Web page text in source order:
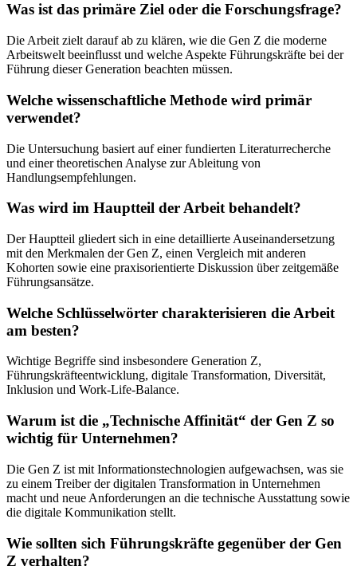
Was ist das primäre Ziel oder die Forschungsfrage?
Die Arbeit zielt darauf ab zu klären, wie die Gen Z die moderne
Arbeitswelt beeinflusst und welche Aspekte Führungskräfte bei der
Führung dieser Generation beachten müssen.
Welche wissenschaftliche Methode wird primär
verwendet?
Die Untersuchung basiert auf einer fundierten Literaturrecherche
und einer theoretischen Analyse zur Ableitung von
Handlungsempfehlungen.
Was wird im Hauptteil der Arbeit behandelt?
Der Hauptteil gliedert sich in eine detaillierte Auseinandersetzung
mit den Merkmalen der Gen Z, einen Vergleich mit anderen
Kohorten sowie eine praxisorientierte Diskussion über zeitgemäße
Führungsansätze.
Welche Schlüsselwörter charakterisieren die Arbeit
am besten?
Wichtige Begriffe sind insbesondere Generation Z,
Führungskräfteentwicklung, digitale Transformation, Diversität,
Inklusion und Work-Life-Balance.
Warum ist die „Technische Affinität“ der Gen Z so
wichtig für Unternehmen?
Die Gen Z ist mit Informationstechnologien aufgewachsen, was sie
zu einem Treiber der digitalen Transformation in Unternehmen
macht und neue Anforderungen an die technische Ausstattung sowie
die digitale Kommunikation stellt.
Wie sollten sich Führungskräfte gegenüber der Gen
Z verhalten?